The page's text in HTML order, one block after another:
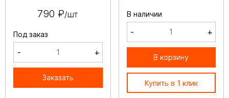
790 ₽/шт
Под заказ
- +
Заказать
В наличии
- +
В корзину
Купить в 1 клик